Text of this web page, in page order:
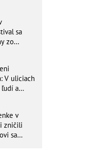
sa
zo
V uliciach
a
v
zničili
sa